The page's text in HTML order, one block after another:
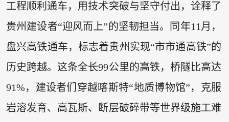
工程顺利通车，用技术突破与坚守付出，诠释了
贵州建设者“迎风而上”的坚韧担当。同年11月，
盘兴高铁通车，标志着贵州实现“市市通高铁”的
历史跨越。这条全长99公里的高铁，桥隧比高达
91%，建设者们穿越喀斯特“地质博物馆”，克服
岩溶发育、高瓦斯、断层破碎带等世界级施工难